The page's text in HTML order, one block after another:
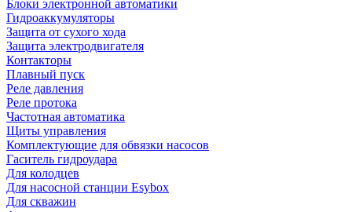
Блоки электронной автоматики
Гидроаккумуляторы
Защита от сухого хода
Защита электродвигателя
Контакторы
Плавный пуск
Реле давления
Реле протока
Частотная автоматика
Щиты управления
Комплектующие для обвязки насосов
Гаситель гидроудара
Для колодцев
Для насосной станции Esybox
Для скважин